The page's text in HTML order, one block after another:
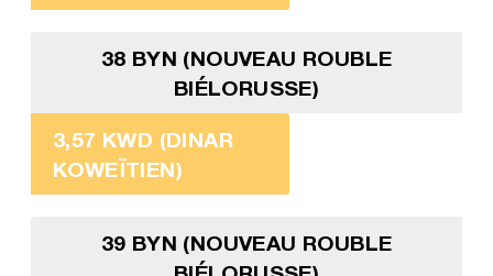
38 BYN (NOUVEAU ROUBLE
BIÉLORUSSE)
3,57 KWD (DINAR
KOWEÏTIEN)
39 BYN (NOUVEAU ROUBLE